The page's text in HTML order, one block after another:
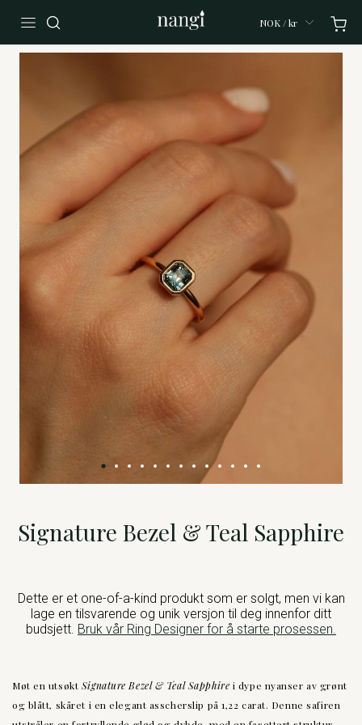
NOK / kr
Signature Bezel & Teal Sapphire
Dette er et one-of-a-kind produkt som er solgt, men vi kan
lage en tilsvarende og unik versjon til deg innenfor ditt
budsjett. Bruk vår Ring Designer for å starte prosessen.
Møt en utsøkt Signature Bezel & Teal Sapphire i dype nyanser av grønt
og blått, skåret i en elegant asscherslip på 1,22 carat. Denne safiren